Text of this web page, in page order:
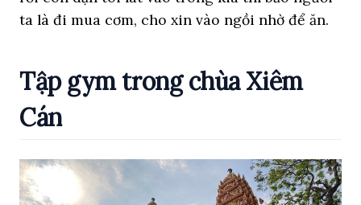
ta là đi mua cơm, cho xin vào ngồi nhờ để ăn.
Tập gym trong chùa Xiêm
Cán